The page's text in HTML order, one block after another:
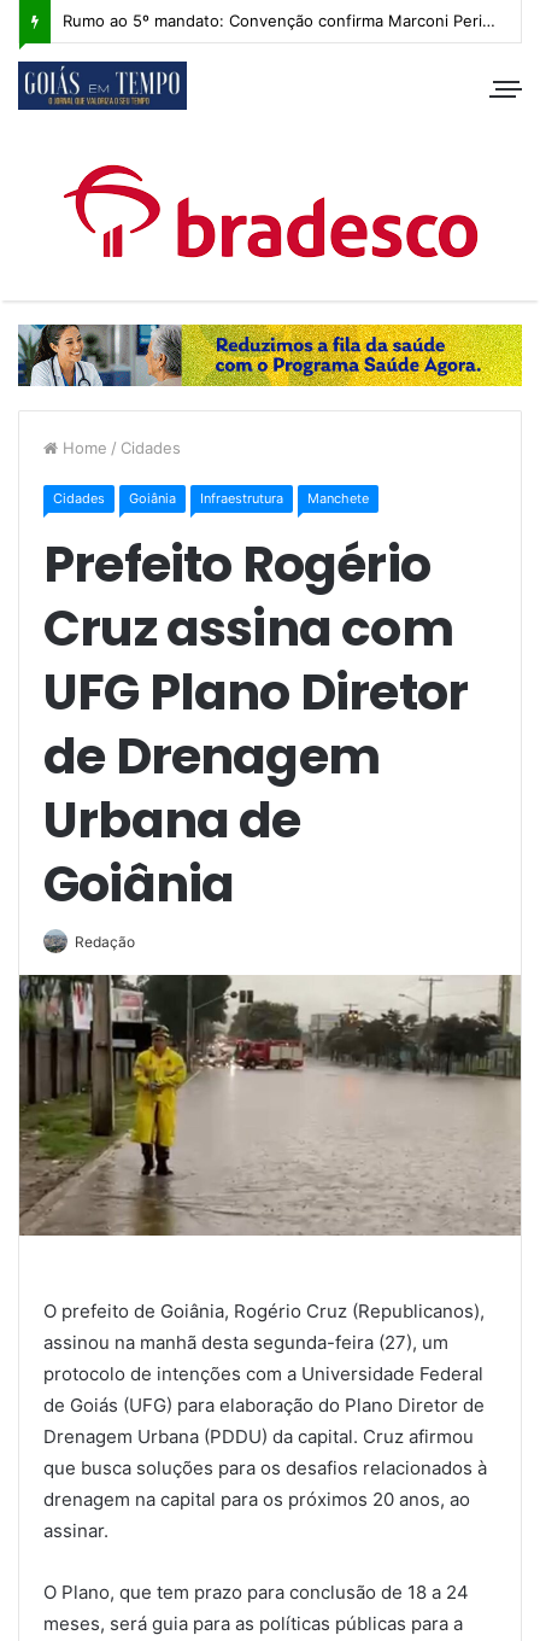
Rumo ao 5º mandato: Convenção confirma Marconi Perillo, que apresenta plano de governo com IA e foco regional
Home / Cidades
Cidades Goiânia Infraestrutura Manchete
Prefeito Rogério
Cruz assina com
UFG Plano Diretor
de Drenagem
Urbana de
Goiânia
Redação
O prefeito de Goiânia, Rogério Cruz (Republicanos),
assinou na manhã desta segunda-feira (27), um
protocolo de intenções com a Universidade Federal
de Goiás (UFG) para elaboração do Plano Diretor de
Drenagem Urbana (PDDU) da capital. Cruz afirmou
que busca soluções para os desafios relacionados à
drenagem na capital para os próximos 20 anos, ao
assinar.
O Plano, que tem prazo para conclusão de 18 a 24
meses, será guia para as políticas públicas para a